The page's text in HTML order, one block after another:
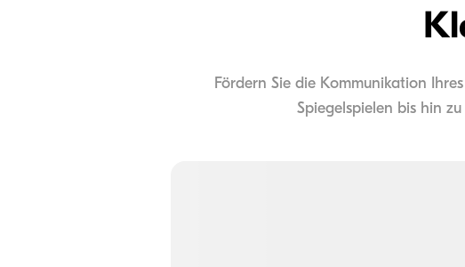
Fördern Sie die Kommunikation
Spiegelspielen bis hin